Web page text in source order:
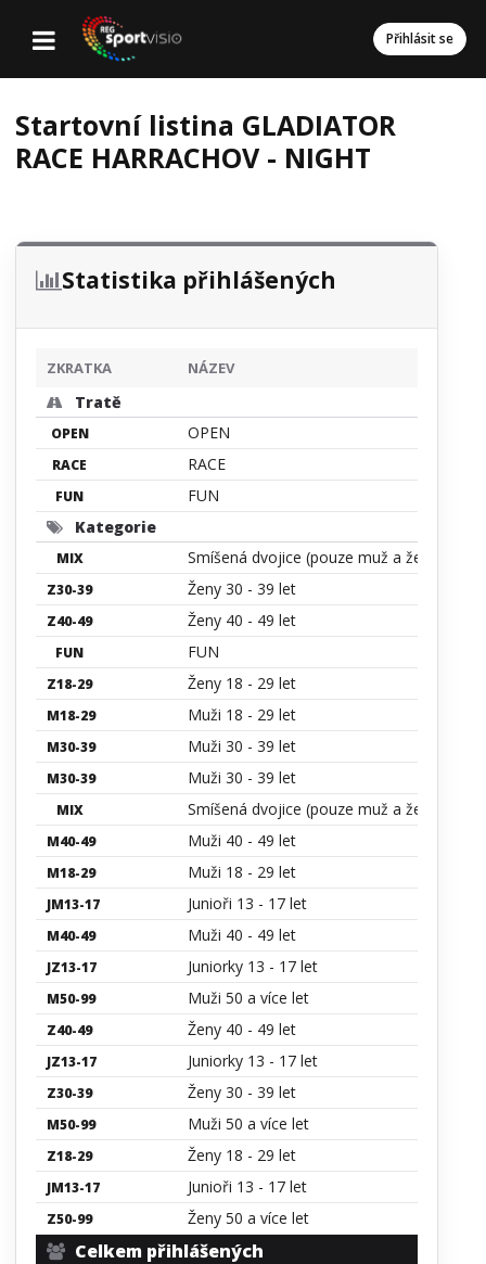
Přihlásit se
Startovní listina GLADIATOR
RACE HARRACHOV - NIGHT
Statistika přihlášených
ZKRATKA NÁZEV
Tratě
OPEN OPEN
RACE RACE
FUN
FUN
Kategorie
MIX Smíšená dvojice (pouze muž a žena)
Z30-39 Ženy 30 - 39 let
Z40-49 Ženy 40 - 49 let
FUN FUN
Z18-29 Ženy 18 - 29 let
M18-29 Muži 18 - 29 let
M30-39 Muži 30 - 39 let
M30-39 Muži 30 - 39 let
MIX Smíšená dvojice (pouze muž a žena)
M40-49 Muži 40 - 49 let
M18-29 Muži 18 - 29 let
JM13-17 Junioři 13 - 17 let
M40-49 Muži 40 - 49 let
JZ13-17 Juniorky 13 - 17 let
M50-99 Muži 50 a více let
Z40-49 Ženy 40 - 49 let
JZ13-17 Juniorky 13 - 17 let
Z30-39 Ženy 30 - 39 let
M50-99 Muži 50 a více let
Z18-29 Ženy 18 - 29 let
JM13-17 Junioři 13 - 17 let
Z50-99 Ženy 50 a více let
Celkem přihlášených